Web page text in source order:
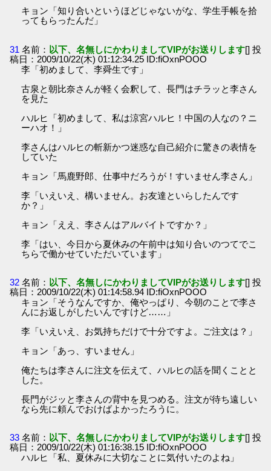
キョン「知り合いというほどじゃないがな、学生手帳を拾
ってもらったんだ」
31 名前： 以下、名無しにかわりましてVIPがお送りします[] 投
稿日：2009/10/22(木) 01:12:34.25 ID:fiOxnPOOO
李「初めまして、李舜生です」
古泉と朝比奈さんが軽く会釈して、長門はチラッと李さん
を見た
ハルヒ「初めまして、私は涼宮ハルヒ！中国の人なの？ニ
ーハオ！」
李さんはハルヒの斬新かつ迷惑な自己紹介に驚きの表情を
していた
キョン「馬鹿野郎、仕事中だろうが！すいません李さん」
李「いえいえ、構いません。お友達といらしたんです
か？」
キョン「ええ、李さんはアルバイトですか？」
李「はい、今日から夏休みの午前中は知り合いのつてでこ
ちらで働かせていただいています」
32 名前： 以下、名無しにかわりましてVIPがお送りします[] 投
稿日：2009/10/22(木) 01:14:58.94 ID:fiOxnPOOO
キョン「そうなんですか、俺やっぱり、今朝のことで李さ
んにお返しがしたいんですけど……」
李「いえいえ、お気持ちだけで十分ですよ。ご注文は？」
キョン「あっ、すいません」
俺たちは李さんに注文を伝えて、ハルヒの話を聞くことと
した。
長門がジッと李さんの背中を見つめる。注文が待ち遠しい
なら先に頼んでおけばよかったろうに。
33 名前： 以下、名無しにかわりましてVIPがお送りします[] 投
稿日：2009/10/22(木) 01:16:38.15 ID:fiOxnPOOO
ハルヒ「私、夏休みに大切なことに気付いたのよね」